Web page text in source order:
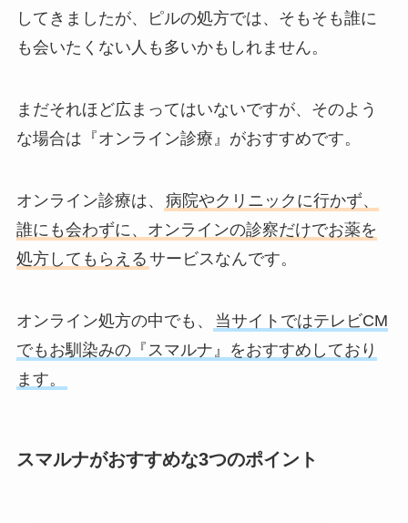
してきましたが、ピルの処方では、そもそも誰に
も会いたくない人も多いかもしれません。
まだそれほど広まってはいないですが、そのよう
な場合は『オンライン診療』がおすすめです。
オンライン診療は、
病院やクリニックに行かず、
誰にも会わずに、オンラインの診察だけでお薬を
処方してもらえる サービスなんです。
オンライン処方の中でも、
当サイトではテレビCM
でもお馴染みの『スマルナ』をおすすめしており
ます。
スマルナがおすすめな3つのポイント